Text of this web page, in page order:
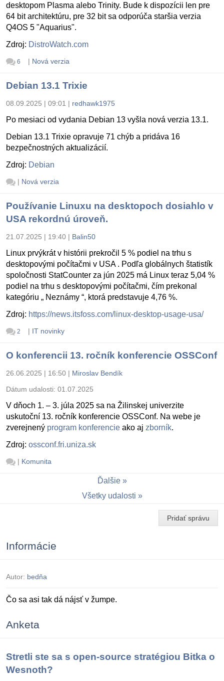
desktopom Plasma alebo Trinity. Bude k dispozícii len pre
64 bit architektúru, pre 32 bit sa odporúča staršia verzia
Q4OS 5 "Aquarius".
Zdroj: DistroWatch.com
6 | Nová verzia
Debian 13.1 Trixie
08.09.2025 | 09:01 | redhawk1975
Po mesiaci od vydania Debian 13 vyšla nová verzia 13.1.
Debian 13.1 Trixie opravuje 71 chýb a pridáva 16
bezpečnostných aktualizácií.
Zdroj: Debian
| Nová verzia
Používanie Linuxu na desktopoch dosiahlo v
USA rekordnú úroveň.
21.07.2025 | 19:40 | Balin50
Linux prvýkrát v histórii prekročil 5 % podiel na trhu s
desktopovými počítačmi v USA . Podľa globálnych štatistík
spoločnosti StatCounter za jún 2025 má Linux teraz 5,04 %
podiel na trhu s desktopovými počítačmi, čím prekonal
kategóriu „ Neznámy “, ktorá predstavuje 4,76 %.
Zdroj: https://news.itsfoss.com/linux-desktop-usage-usa/
2 | IT novinky
O konferencii 13. ročník konferencie OSSConf
26.06.2025 | 16:50 | Miroslav Bendík
Dátum udalosti: 01.07.2025
V dňoch 1. – 3. júla 2025 sa na Žilinskej univerzite
uskutoční 13. ročník konferencie OSSConf. Na webe je
zverejnený program konferencie ako aj zborník.
Zdroj: ossconf.fri.uniza.sk
| Komunita
Ďalšie
Všetky udalosti
Pridať správu
Informácie
Autor: bedňa
Čo sa asi tak dá nájsť v žumpe.
Anketa
Stretli ste sa s open-source stratégiou Bitka o
Wesnoth?